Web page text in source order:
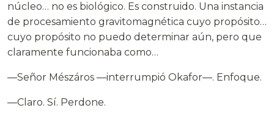
núcleo… no es biológico. Es construido. Una instancia
de procesamiento gravitomagnética cuyo propósito…
cuyo propósito no puedo determinar aún, pero que
claramente funcionaba como…
—Señor Mészáros —interrumpió Okafor—. Enfoque.
—Claro. Sí. Perdone.